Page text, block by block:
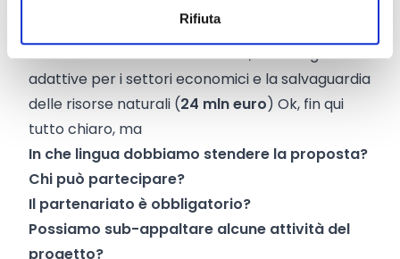
Rifiuta
progetti per la carenza idrica, la siccità, gli
incendi boschivi o le inondazioni, tecnologie
adattive per i settori economici e la salvaguardia
delle risorse naturali (24 mln euro) Ok, fin qui
tutto chiaro, ma
In che lingua dobbiamo stendere la proposta?
Chi può partecipare?
Il partenariato è obbligatorio?
Possiamo sub-appaltare alcune attività del
progetto?